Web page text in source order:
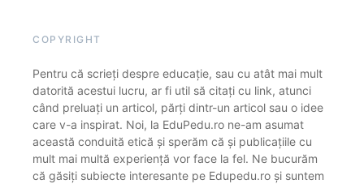
COPYRIGHT
Pentru că scrieți despre educație, sau cu atât mai mult
datorită acestui lucru, ar fi util să citați cu link, atunci
când preluați un articol, părți dintr-un articol sau o idee
care v-a inspirat. Noi, la EduPedu.ro ne-am asumat
această conduită etică și sperăm că și publicațiile cu
mult mai multă experiență vor face la fel. Ne bucurăm
că găsiți subiecte interesante pe Edupedu.ro și suntem